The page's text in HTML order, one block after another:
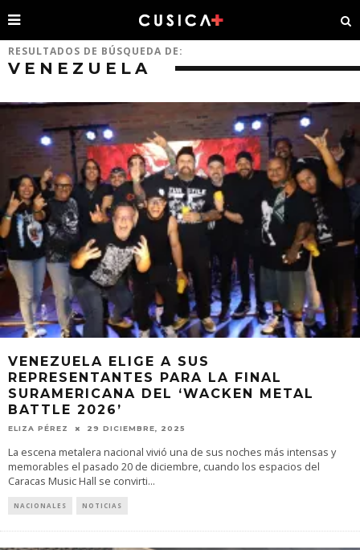
RESULTADOS DE BÚSQUEDA DE:
VENEZUELA
VENEZUELA ELIGE A SUS
REPRESENTANTES PARA LA FINAL
SURAMERICANA DEL ‘WACKEN METAL
BATTLE 2026’
ELIZA PÉREZ 29 DICIEMBRE, 2025
La escena metalera nacional vivió una de sus noches más intensas y
memorables el pasado 20 de diciembre, cuando los espacios del
Caracas Music Hall se convirti...
NACIONALES NOTICIAS